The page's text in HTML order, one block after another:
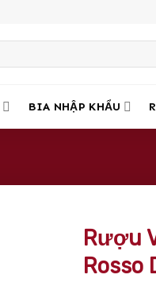
BIA NHẬP KHẨU
Rượu
Rosso